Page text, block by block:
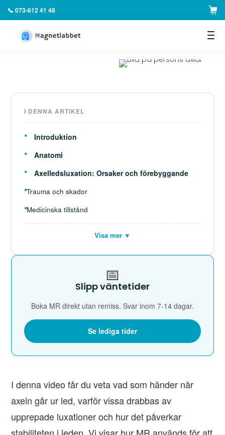
📞 073-612 41 48
I denna video får du veta vad som händer när
axeln går ur led, varför vissa drabbas av
upprepade luxationer och hur det påverkar
I DENNA ARTIKEL
Introduktion
Anatomi
Axelledsluxation: Orsaker och förebyggande
Trauma och skador
Medicinska tillstånd
Visa mer ▼
📅
Slipp väntetider
Boka MR direkt utan remiss. Svar inom 7-14 dagar.
Se lediga tider